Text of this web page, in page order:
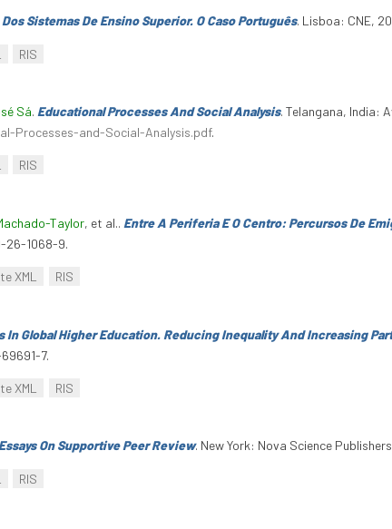
Sistemas De Ensino Superior. O Caso Português. Lisboa: CNE,
RIS
Sá. Educational Processes And Social Analysis. Telangana, India:
Processes-and-Social-Analysis.pdf.
RIS
Taylor, et al.. Entre A Periferia E O Centro: Percursos De
26-1068-9.
XML RIS
In Global Higher Education. Reducing Inequality And Increasing
7.
XML RIS
On Supportive Peer Review. New York: Nova Science
RIS